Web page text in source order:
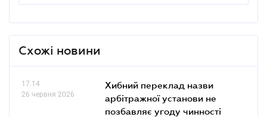
Схожі новини
17.14
26 червня 2026
Хибний переклад назви
арбітражної установи не
позбавляє угоду чинності